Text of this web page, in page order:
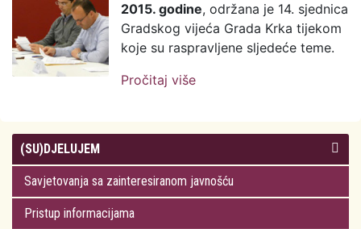
2015. godine, održana je 14. sjednica
Gradskog vijeća Grada Krka tijekom
koje su raspravljene sljedeće teme.
Pročitaj više
osnovne glazbene škole
(SU)DJELUJEM
Savjetovanja sa zainteresiranom javnošću
Pristup informacijama